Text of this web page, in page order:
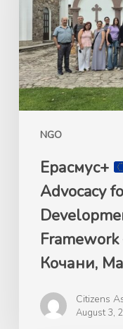
NGO
Advocacy
Nature’s
Development
and
Learning
26.07-
01.08.2026
Кочани,
Македонија
Ерасмус+
Advocacy
Кочани,
Citizens
August 3,